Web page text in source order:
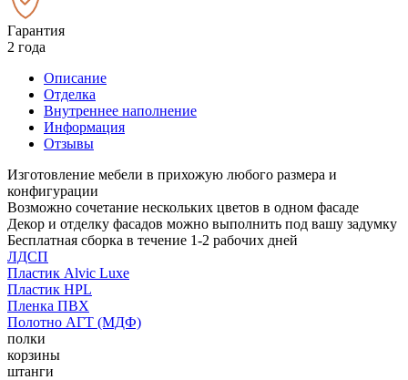
Гарантия
2 года
Описание
Отделка
Внутреннее наполнение
Информация
Отзывы
Изготовление мебели в прихожую любого размера и
конфигурации
Возможно сочетание нескольких цветов в одном фасаде
Декор и отделку фасадов можно выполнить под вашу задумку
Бесплатная сборка в течение 1-2 рабочих дней
ЛДСП
Пластик Alvic Luxe
Пластик HPL
Пленка ПВХ
Полотно АГТ (МДФ)
полки
корзины
штанги